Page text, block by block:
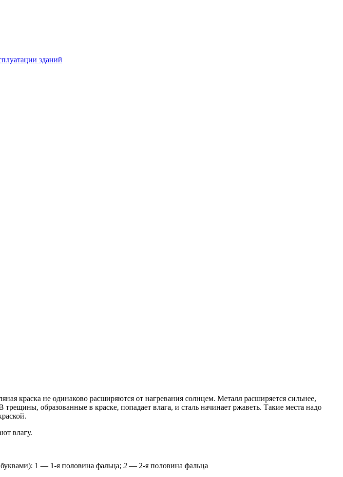
зданий
краска не одинаково расширяются от нагревания солнцем. Металл расширяется сильнее,
образованные в краске, попадает влага, и сталь начинает ржаветь. Такие места надо
влагу.
1 — 1-я половина фальца; 2 — 2-я половина фальца